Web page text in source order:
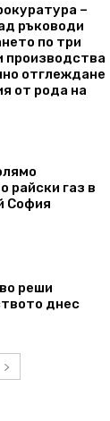
–
ръководи
по три
производства
отглеждане
от рода на
райски газ в
София
реши
днес